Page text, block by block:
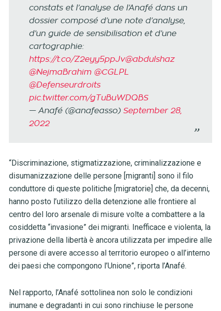
constats et l’analyse de l’Anafé dans un
dossier composé d’une note d’analyse,
d’un guide de sensibilisation et d’une
cartographie:
https://t.co/Z2eyy5ppJv@abdulshaz
@NejmaBrahim @CGLPL
@Defenseurdroits
pic.twitter.com/gTuBuWDQBS
— Anafé (@anafeasso) September 28,
2022
“Discriminazione, stigmatizzazione, criminalizzazione e
disumanizzazione delle persone [migranti] sono il filo
conduttore di queste politiche [migratorie] che, da decenni,
hanno posto l’utilizzo della detenzione alle frontiere al
centro del loro arsenale di misure volte a combattere a la
cosiddetta “invasione” dei migranti. Inefficace e violenta, la
privazione della libertà è ancora utilizzata per impedire alle
persone di avere accesso al territorio europeo o all’interno
dei paesi che compongono l’Unione”, riporta l’Anafé.
Nel rapporto, l’Anafé sottolinea non solo le condizioni
inumane e degradanti in cui sono rinchiuse le persone